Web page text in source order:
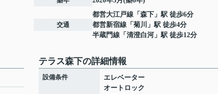
交通
都営大江戸線 「 森下 」駅 徒歩6分
都営新宿線 「 菊川
」駅 徒歩4分
半蔵門線 「 清澄白河 」駅 徒歩12分
テラス森下の詳細情報
設備条件
エレベーター
オートロック